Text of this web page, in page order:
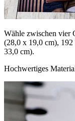
Wähle zwischen vier
(28,0 x 19,0 cm),
33,0 cm).
Hochwertiges